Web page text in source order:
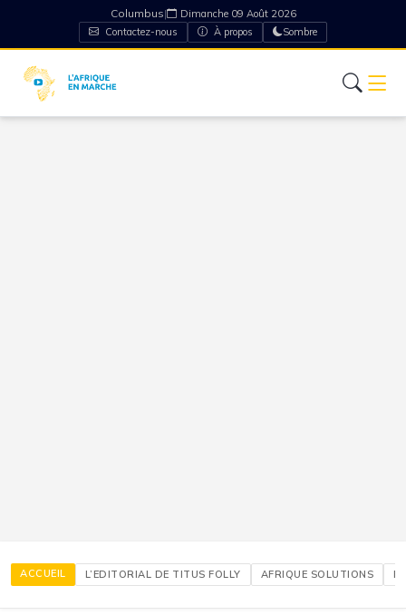
Columbus|
Dimanche 09 Août 2026
Contactez-nous
À propos Sombre
ACCUEIL L’EDITORIAL DE TITUS FOLLY AFRIQUE SOLUTIONS